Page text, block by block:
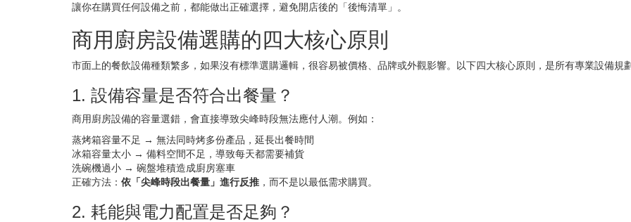
讓你在購買任何設備之前，都能做出正確選擇，避免開店後的「後悔清單」。
商用廚房設備選購的四大核心原則
市面上的餐飲設備種類繁多，如果沒有標準選購邏輯，很容易被價格、品牌或外觀影響。以下四大核心原則，是所有專業設備規
1. 設備容量是否符合出餐量？
商用廚房設備的容量選錯，會直接導致尖峰時段無法應付人潮。例如：
蒸烤箱容量不足 → 無法同時烤多份產品，延長出餐時間
冰箱容量太小 → 備料空間不足，導致每天都需要補貨
洗碗機過小 → 碗盤堆積造成廚房塞車
正確方法： 依「尖峰時段出餐量」進行反推 ，而不是以最低需求購買。
2. 耗能與電力配置是否足夠？